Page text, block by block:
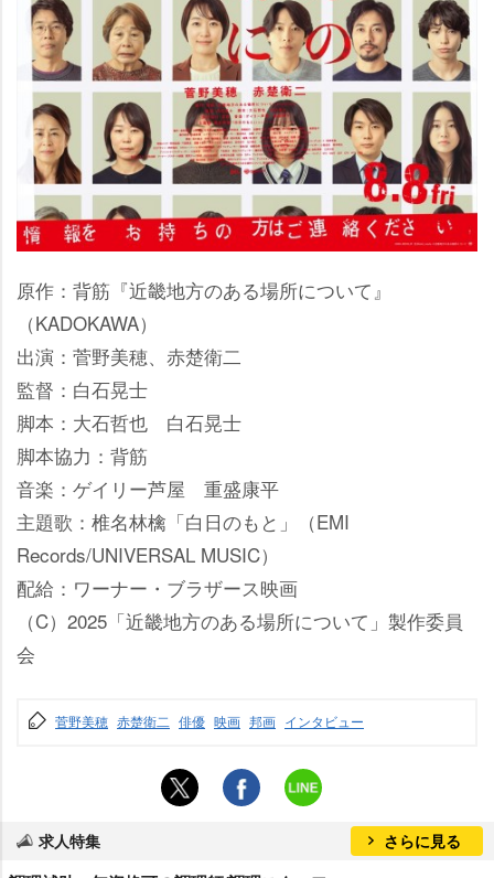
原作：背筋『近畿地方のある場所について』
（KADOKAWA）
出演：菅野美穂、赤楚衛二
監督：白石晃士
脚本：大石哲也 白石晃士
脚本協力：背筋
音楽：ゲイリー芦屋 重盛康平
主題歌：椎名林檎「白日のもと」（EMI
Records/UNIVERSAL MUSIC）
配給：ワーナー・ブラザース映画
（C）2025「近畿地方のある場所について」製作委員
会
菅野美穂 赤楚衛二 俳優 映画 邦画 インタビュー
求人特集 さらに見る